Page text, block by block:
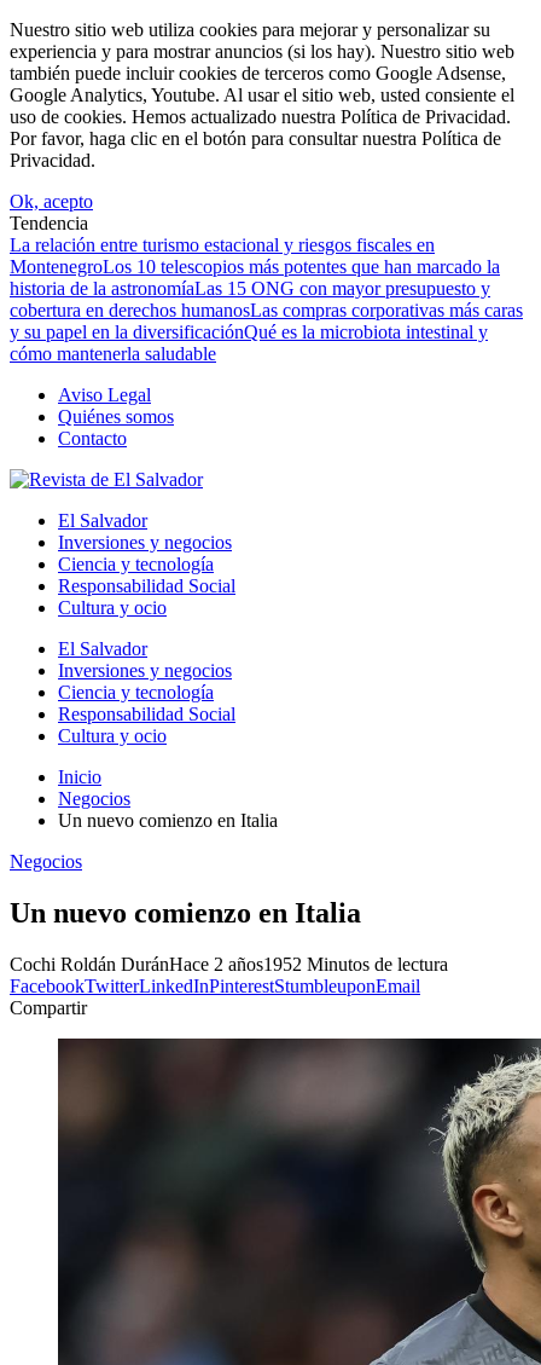
Nuestro sitio web utiliza cookies para mejorar y personalizar su
experiencia y para mostrar anuncios (si los hay). Nuestro sitio web
también puede incluir cookies de terceros como Google Adsense,
Google Analytics, Youtube. Al usar el sitio web, usted consiente el
uso de cookies. Hemos actualizado nuestra Política de Privacidad.
Por favor, haga clic en el botón para consultar nuestra Política de
Privacidad.
Ok, acepto
Tendencia
La relación entre turismo estacional y riesgos fiscales en
MontenegroLos 10 telescopios más potentes que han marcado la
historia de la astronomíaLas 15 ONG con mayor presupuesto y
cobertura en derechos humanosLas compras corporativas más caras
y su papel en la diversificaciónQué es la microbiota intestinal y
cómo mantenerla saludable
Aviso Legal
Quiénes somos
Contacto
El Salvador
Inversiones y negocios
Ciencia y tecnología
Responsabilidad Social
Cultura y ocio
El Salvador
Inversiones y negocios
Ciencia y tecnología
Responsabilidad Social
Cultura y ocio
Inicio
Negocios
Un nuevo comienzo en Italia
Negocios
Un nuevo comienzo en Italia
Cochi Roldán DuránHace 2 años1952 Minutos de lectura
FacebookTwitterLinkedInPinterestStumbleuponEmail
Compartir